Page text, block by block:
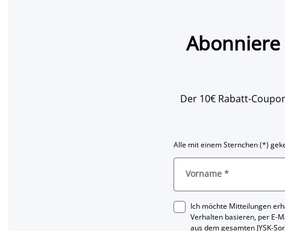
Der 10€ Rabatt-
Alle mit einem Sternchen (*)
Vorname *
Ich möchte Mitteilungen
Verhalten basieren, per E-
aus dem gesamten JYSK-